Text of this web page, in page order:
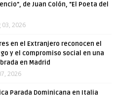
de Juan Colón, "El Poeta del
03, 2026
en el Extranjero reconocen el
y el compromiso social en una
en Madrid
2026
Parada Dominicana en Italia